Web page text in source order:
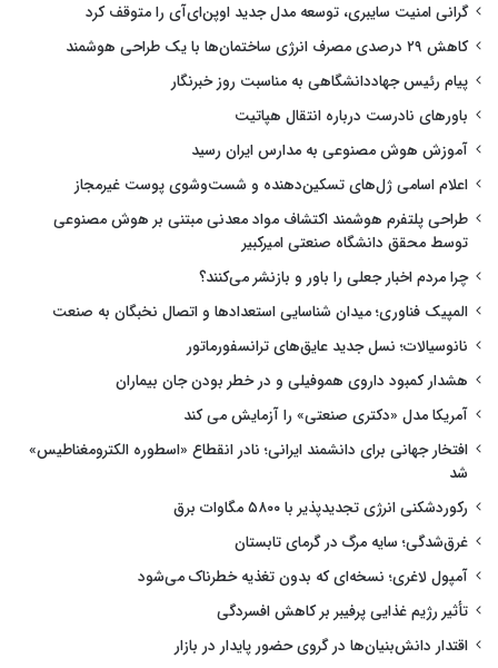
گرانی امنیت سایبری، توسعه مدل جدید اوپن‌ای‌آی را متوقف کرد
کاهش ۲۹ درصدی مصرف انرژی ساختمان‌ها با یک طراحی هوشمند
پیام رئیس جهاددانشگاهی به مناسبت روز خبرنگار
باورهای نادرست درباره انتقال هپاتیت
آموزش هوش مصنوعی به مدارس ایران رسید
اعلام اسامی ژل‌های تسکین‌دهنده و شست‌وشوی پوست غیرمجاز
طراحی پلتفرم هوشمند اکتشاف مواد معدنی مبتنی بر هوش مصنوعی
توسط محقق دانشگاه صنعتی امیرکبیر
چرا مردم اخبار جعلی را باور و بازنشر می‌کنند؟
المپیک فناوری؛ میدان شناسایی استعدادها و اتصال نخبگان به صنعت
نانوسیالات؛ نسل جدید عایق‌های ترانسفورماتور
هشدار کمبود داروی هموفیلی و در خطر بودن جان بیماران
آمریکا مدل «دکتری صنعتی» را آزمایش می کند
افتخار جهانی برای دانشمند ایرانی؛ نادر انقطاع «اسطوره الکترومغناطیس»
شد
رکوردشکنی انرژی تجدیدپذیر با ۵۸۰۰ مگاوات برق
غرق‌شدگی؛ سایه مرگ در گرمای تابستان
آمپول لاغری؛ نسخه‌ای که بدون تغذیه خطرناک می‌شود
تأثیر رژیم غذایی پرفیبر بر کاهش افسردگی
اقتدار دانش‌بنیان‌ها در گروی حضور پایدار در بازار